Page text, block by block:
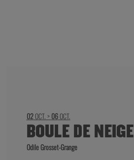
02OCT. >06OCT.
BOULE DE NEIGE
Odile Grosset-Grange